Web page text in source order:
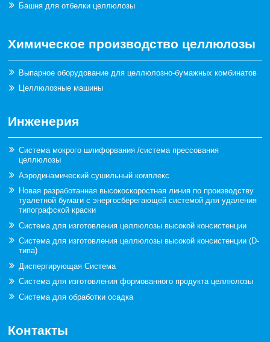
Башня для отбелки целлюлозы
Химическое производство целлюлозы
Выпарное оборудование для целлюлозно-бумажных комбинатов
Целлюлозные машины
Инженерия
Система мокрого шлифорвания /система прессования
целлюлозы
Аэродинамический сушильный комплекс
Новая разработанная высокоскоростная линия по производству
туалетной бумаги с энергосберегающей системой для удаления
типографской краски
Система для изготовления целлюлозы высокой консистенции
Система для изготовления целлюлозы высокой консистенции (D-
типа)
Диспергирующая Система
Система для изготовления формованного продукта целлюлозы
Система для обработки осадка
Контакты